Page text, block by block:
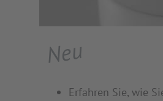
Neu
Erfahren Sie, wie